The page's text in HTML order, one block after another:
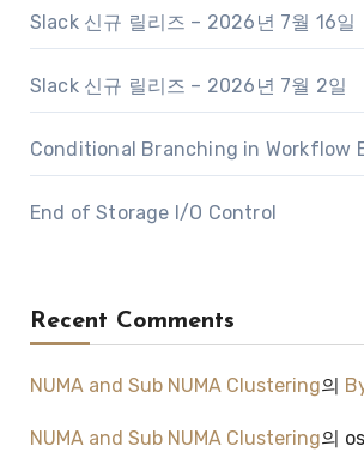
Slack 신규 릴리즈 – 2026년 7월 16일
Slack 신규 릴리즈 – 2026년 7월 2일
Conditional Branching in Workflow
End of Storage I/O Control
Recent Comments
NUMA and Sub NUMA Clustering의
NUMA and Sub NUMA Clustering의